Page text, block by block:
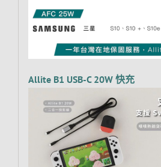
Allite B1 USB-C 20W 快充